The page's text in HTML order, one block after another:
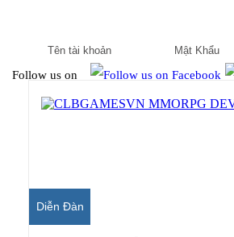
Follow us on
Diễn Đàn